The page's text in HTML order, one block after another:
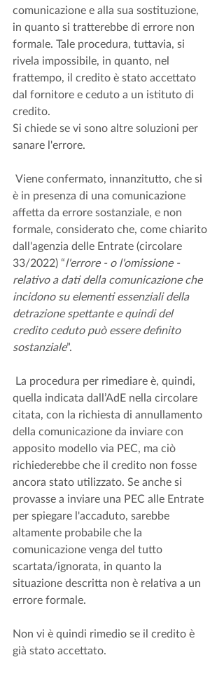
comunicazione e alla sua sostituzione,
in quanto si tratterebbe di errore non
formale. Tale procedura, tuttavia, si
rivela impossibile, in quanto, nel
frattempo, il credito è stato accettato
dal fornitore e ceduto a un istituto di
credito.
Si chiede se vi sono altre soluzioni per
sanare l'errore.
è in presenza di una comunicazione
affetta da errore sostanziale, e non
formale, considerato che, come chiarito
dall'agenzia delle Entrate (circolare
33/2022) “l'errore - o l'omissione -
relativo a dati della comunicazione che
incidono su elementi essenziali della
detrazione spettante e quindi del
credito ceduto può essere definito
sostanziale”.
quella indicata dall’AdE nella circolare
citata, con la richiesta di annullamento
della comunicazione da inviare con
apposito modello via PEC, ma ciò
richiederebbe che il credito non fosse
ancora stato utilizzato. Se anche si
provasse a inviare una PEC alle Entrate
per spiegare l'accaduto, sarebbe
altamente probabile che la
comunicazione venga del tutto
scartata/ignorata, in quanto la
situazione descritta non è relativa a un
errore formale.
Non vi è quindi rimedio se il credito è
già stato accettato.